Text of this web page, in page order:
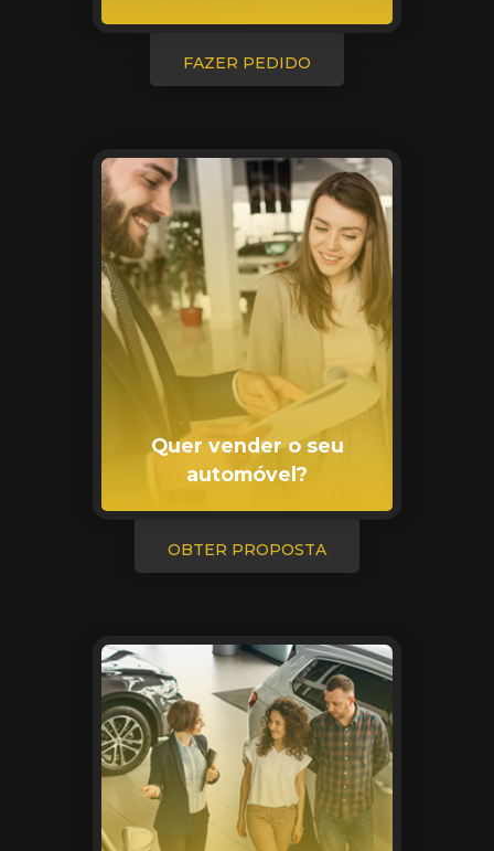
FAZER PEDIDO
Quer vender o seu
automóvel?
OBTER PROPOSTA